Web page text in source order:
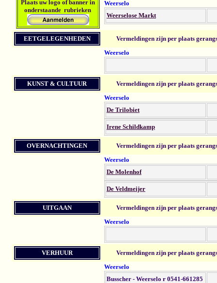
Plaats uw logo of banner in
onderstaande rubrieken
Weerselo
Weerselose Markt
EETGELEGENHEDEN
Vermeldingen zijn per plaats
Weerselo
KUNST & CULTUUR
Vermeldingen zijn per plaats
Weerselo
De Trilobiet
Irene Schildkamp
OVERNACHTINGEN
Vermeldingen zijn per plaats
Weerselo
De Molenhof
De Veldmeijer
UITGAAN
Vermeldingen zijn per plaats
Weerselo
VERHUUR
Vermeldingen zijn per plaats
Weerselo
Busscher - Weerselo r 0541-661285